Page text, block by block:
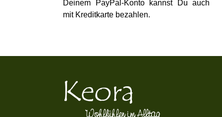
Deinem PayPal-Konto kannst Du auch
mit Kreditkarte bezahlen.